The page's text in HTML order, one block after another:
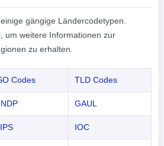
gängige Ländercodetypen.
um weitere Informationen zur
zu erhalten.
Codes TLD Codes
GAUL
IOC